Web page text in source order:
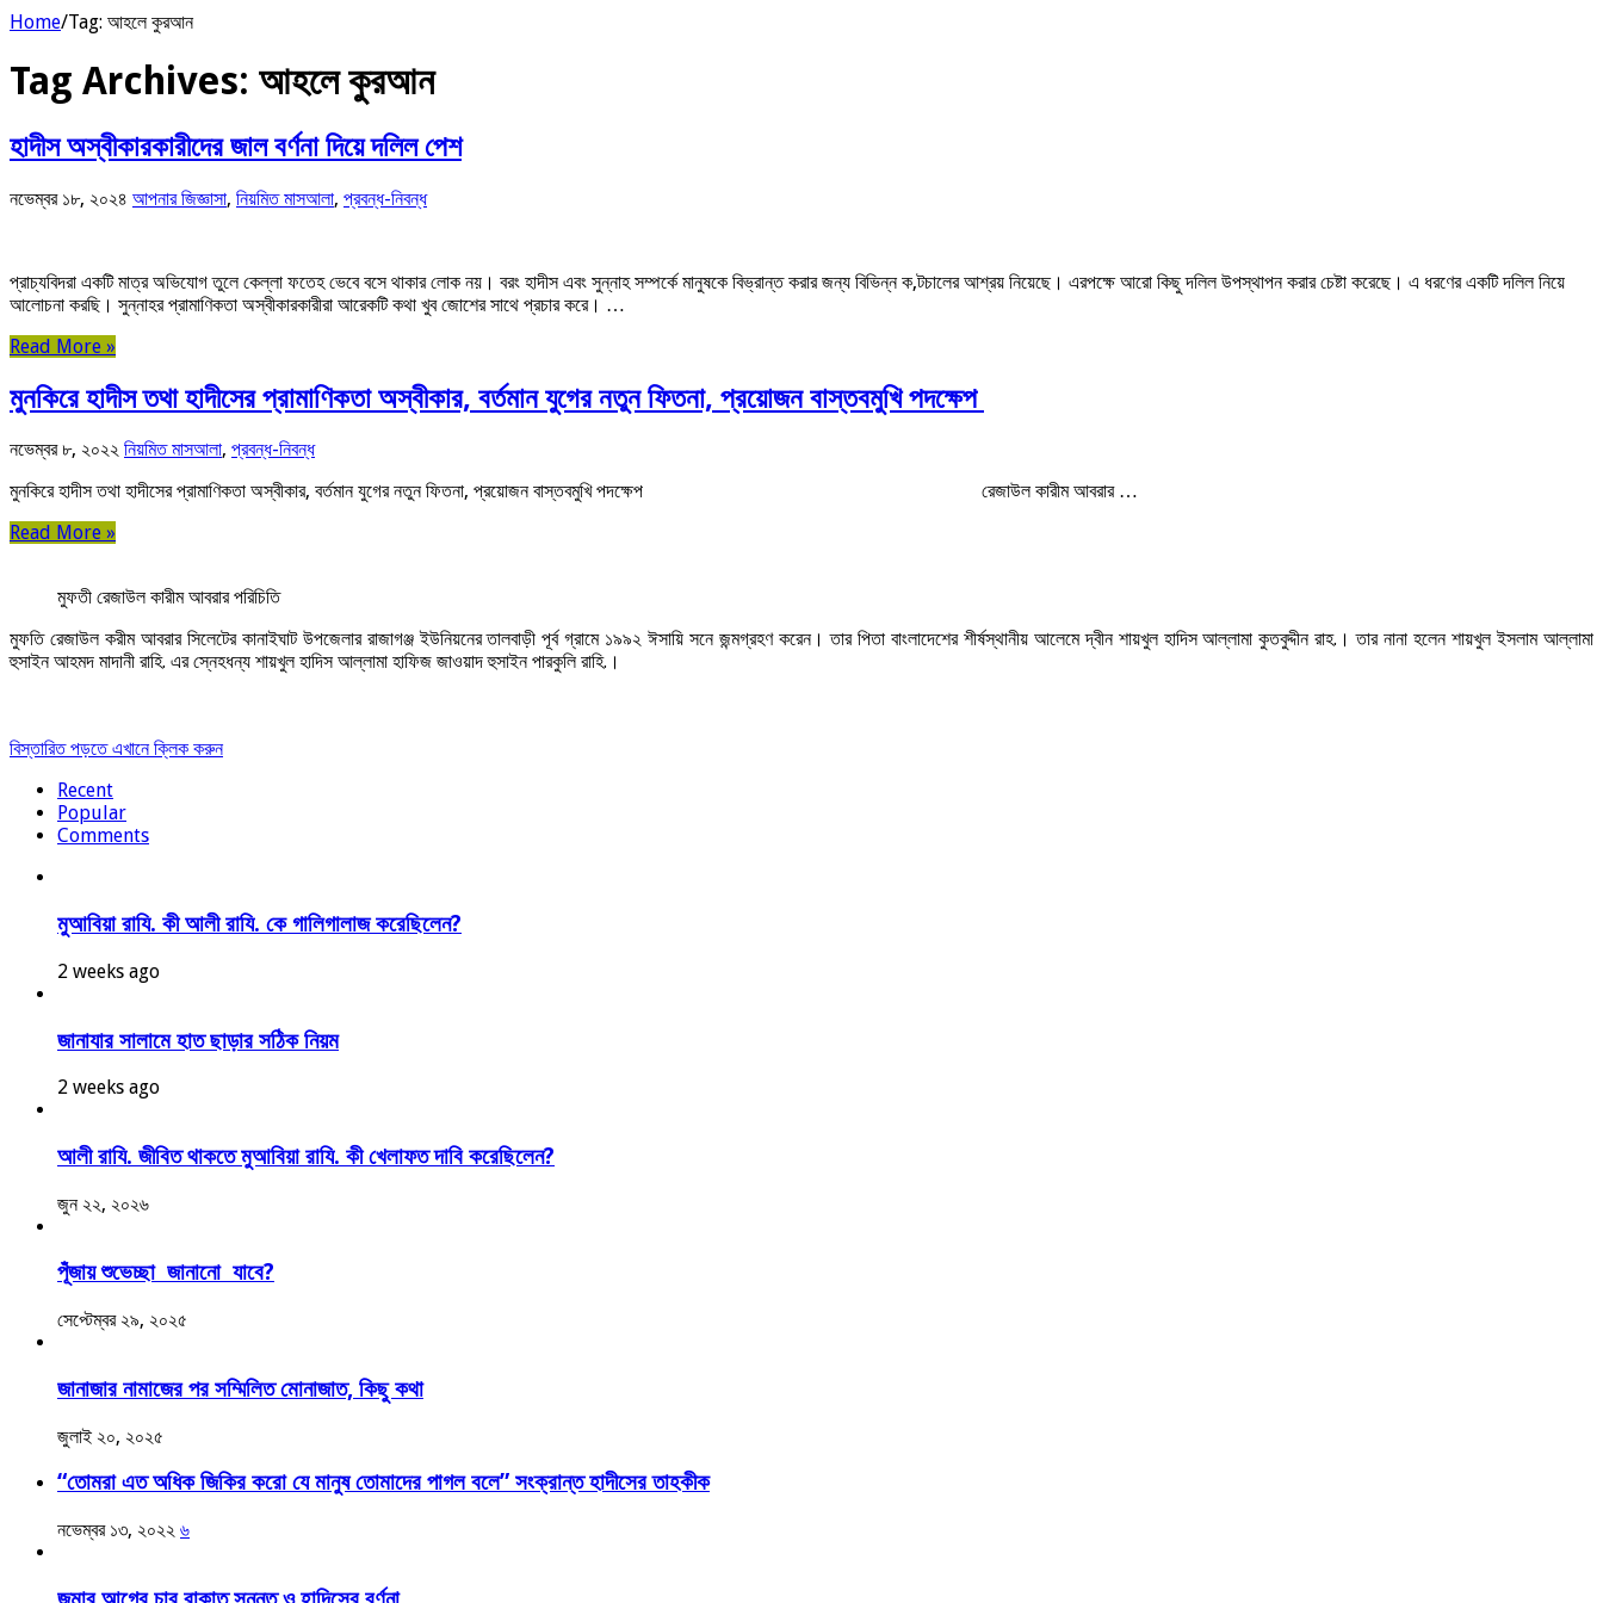
Home/Tag: আহলে কুরআন
Tag Archives: আহলে কুরআন
হাদীস অস্বীকারকারীদের জাল বর্ণনা দিয়ে দলিল পেশ
নভেম্বর ১৮, ২০২৪ আপনার জিজ্ঞাসা, নিয়মিত মাসআলা, প্রবন্ধ-নিবন্ধ
প্রাচ্যবিদরা একটি মাত্র অভিযোগ তুলে কেল্লা ফতেহ ভেবে বসে থাকার লোক নয়। বরং হাদীস এবং সুন্নাহ সম্পর্কে মানুষকে বিভ্রান্ত করার জন্য বিভিন্ন ক‚টচালের আশ্রয় নিয়েছে। এরপক্ষে আরো কিছু দলিল উপস্থাপন করার চেষ্টা করেছে। এ ধরণের একটি দলিল নিয়ে
আলোচনা করছি। সুন্নাহর প্রামাণিকতা অস্বীকারকারীরা আরেকটি কথা খুব জোশের সাথে প্রচার করে। …
Read More »
মুনকিরে হাদীস তথা হাদীসের প্রামাণিকতা অস্বীকার, বর্তমান যুগের নতুন ফিতনা, প্রয়োজন বাস্তবমুখি পদক্ষেপ
নভেম্বর ৮, ২০২২ নিয়মিত মাসআলা, প্রবন্ধ-নিবন্ধ
মুনকিরে হাদীস তথা হাদীসের প্রামাণিকতা অস্বীকার, বর্তমান যুগের নতুন ফিতনা, প্রয়োজন বাস্তবমুখি পদক্ষেপ রেজাউল কারীম আবরার …
Read More »
মুফতী রেজাউল কারীম আবরার পরিচিতি
মুফতি রেজাউল করীম আবরার সিলেটের কানাইঘাট উপজেলার রাজাগঞ্জ ইউনিয়নের তালবাড়ী পূর্ব গ্রামে ১৯৯২ ঈসায়ি সনে জন্মগ্রহণ করেন। তার পিতা বাংলাদেশের শীর্ষস্থানীয় আলেমে দ্বীন শায়খুল হাদিস আল্লামা কুতবুদ্দীন রাহ.। তার নানা হলেন শায়খুল ইসলাম আল্লামা
হুসাইন আহমদ মাদানী রাহি. এর স্নেহধন্য শায়খুল হাদিস আল্লামা হাফিজ জাওয়াদ হুসাইন পারকুলি রাহি.।
বিস্তারিত পড়তে এখানে ক্লিক করুন
Recent
Popular
Comments
মুআবিয়া রাযি. কী আলী রাযি. কে গালিগালাজ করেছিলেন?
2 weeks ago
জানাযার সালামে হাত ছাড়ার সঠিক নিয়ম
2 weeks ago
আলী রাযি. জীবিত থাকতে মুআবিয়া রাযি. কী খেলাফত দাবি করেছিলেন?
জুন ২২, ২০২৬
পূঁজায় শুভেচ্ছা জানানো যাবে?
সেপ্টেম্বর ২৯, ২০২৫
জানাজার নামাজের পর সম্মিলিত মোনাজাত, কিছু কথা
জুলাই ২০, ২০২৫
“তোমরা এত অধিক জিকির করো যে মানুষ তোমাদের পাগল বলে” সংক্রান্ত হাদীসের তাহকীক
নভেম্বর ১৩, ২০২২ ৬